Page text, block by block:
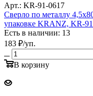
Арт.: KR-91-0617
Сверло по металлу
упаковке KRANZ, KR-
Есть в наличии: 13
183 ₽/уп.
В корзину